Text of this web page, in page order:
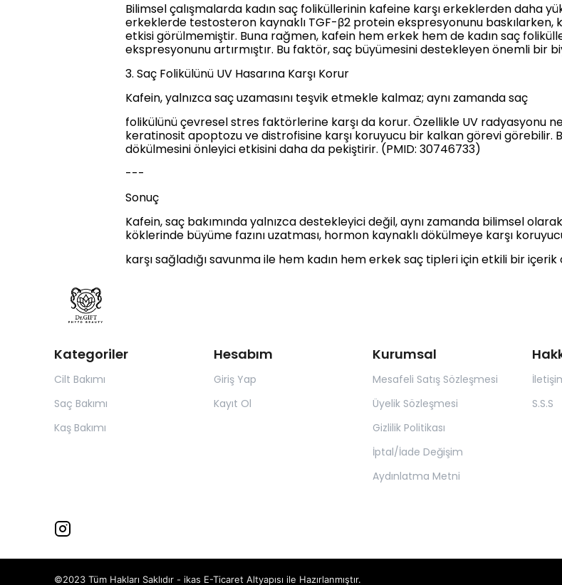
Bilimsel çalışmalarda kadın saç foliküllerinin kafeine karşı erkeklerden daha
erkeklerde testosteron kaynaklı TGF-β2 protein ekspresyonunu baskılarken,
etkisi görülmemiştir. Buna rağmen, kafein hem erkek hem de kadın saç
ekspresyonunu artırmıştır. Bu faktör, saç büyümesini destekleyen önemli bir
3. Saç Folikülünü UV Hasarına Karşı Korur
Kafein, yalnızca saç uzamasını teşvik etmekle kalmaz; aynı zamanda saç
folikülünü çevresel stres faktörlerine karşı da korur. Özellikle UV radyasyonu
keratinosit apoptozu ve distrofisine karşı koruyucu bir kalkan görevi görebilir.
dökülmesini önleyici etkisini daha da pekiştirir. (PMID: 30746733)
---
Sonuç
Kafein, saç bakımında yalnızca destekleyici değil, aynı zamanda bilimsel
köklerinde büyüme fazını uzatması, hormon kaynaklı dökülmeye karşı
karşı sağladığı savunma ile hem kadın hem erkek saç tipleri için etkili bir
Kategoriler
Cilt Bakımı
Saç Bakımı
Kaş Bakımı
Hesabım
Giriş Yap
Kayıt Ol
Kurumsal
Mesafeli Satış Sözleşmesi
Üyelik Sözleşmesi
Gizlilik Politikası
İptal/İade Değişim
Aydınlatma Metni
S.S.S
©2023 Tüm Hakları Saklıdır - ikas E-Ticaret Altyapısı ile Hazırlanmıştır.